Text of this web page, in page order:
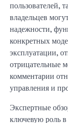
пользователей,
владельцев
надежности,
конкретных
эксплуатации,
отрицательные
комментарии
управления и
Экспертные
ключевую роль